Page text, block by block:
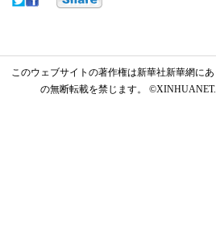
このウェブサイトの著作権は新華社新華網に
の無断転載を禁じます。